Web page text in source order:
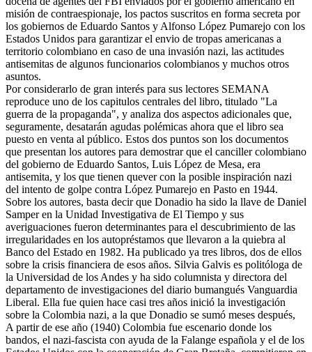
misión de contraespionaje, los pactos suscritos en forma secreta por
los gobiernos de Eduardo Santos y Alfonso López Pumarejo con los
Estados Unidos para garantizar el envio de tropas americanas a
territorio colombiano en caso de una invasión nazi, las actitudes
antisemitas de algunos funcionarios colombianos y muchos otros
asuntos.
Por considerarlo de gran interés para sus lectores SEMANA
reproduce uno de los capitulos centrales del libro, titulado "La
guerra de la propaganda", y analiza dos aspectos adicionales que,
seguramente, desatarán agudas polémicas ahora que el libro sea
puesto en venta al público. Estos dos puntos son los documentos
que presentan los autores para demostrar que el canciller colombiano
del gobierno de Eduardo Santos, Luis López de Mesa, era
antisemita, y los que tienen quever con la posible inspiración nazi
del intento de golpe contra López Pumarejo en Pasto en 1944.
Sobre los autores, basta decir que Donadio ha sido la llave de Daniel
Samper en la Unidad Investigativa de El Tiempo y sus
averiguaciones fueron determinantes para el descubrimiento de las
irregularidades en los autopréstamos que llevaron a la quiebra al
Banco del Estado en 1982. Ha publicado ya tres libros, dos de ellos
sobre la crisis financiera de esos años. Silvia Galvis es politóloga de
la Universidad de los Andes y ha sido columnista y directora del
departamento de investigaciones del diario bumangués Vanguardia
Liberal. Ella fue quien hace casi tres años inició la investigación
sobre la Colombia nazi, a la que Donadio se sumó meses después,
A partir de ese año (1940) Colombia fue escenario donde los
bandos, el nazi-fascista con ayuda de la Falange española y el de los